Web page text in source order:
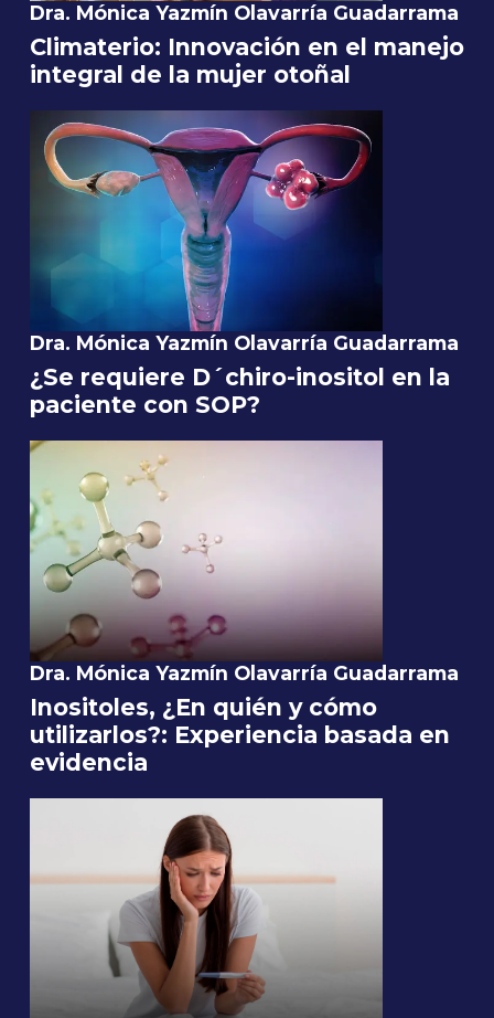
Dra. Mónica Yazmín Olavarría Guadarrama
Climaterio: Innovación en el manejo
integral de la mujer otoñal
Dra. Mónica Yazmín Olavarría Guadarrama
¿Se requiere D´chiro-inositol en la
paciente con SOP?
Dra. Mónica Yazmín Olavarría Guadarrama
Inositoles, ¿En quién y cómo
utilizarlos?: Experiencia basada en
evidencia